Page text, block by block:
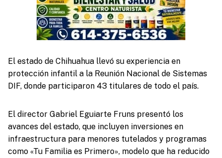
El estado de Chihuahua llevó su experiencia en
protección infantil a la Reunión Nacional de Sistemas
DIF, donde participaron 43 titulares de todo el país.
El director Gabriel Eguiarte Fruns presentó los
avances del estado, que incluyen inversiones en
infraestructura para menores tutelados y programas
como «Tu Familia es Primero», modelo que ha reducido